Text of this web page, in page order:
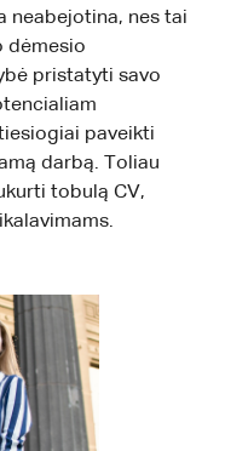
neabejotina, nes tai
dėmesio
pristatyti savo
paveikti
darbą. Toliau
tobulą CV,